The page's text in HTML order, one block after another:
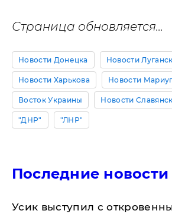
Страница обновляется...
Новости Донецка Новости
Новости Харькова Новости
Восток Украины Новости
"ДНР" "ЛНР"
Последние новости
Усик выступил с